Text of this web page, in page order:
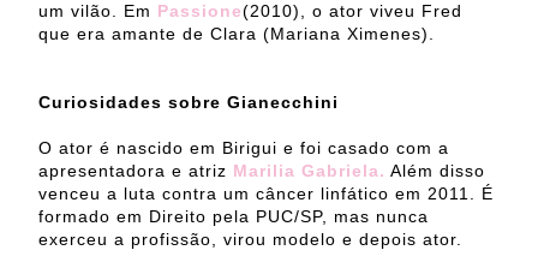
um vilão. Em Passione(2010), o ator viveu Fred
que era amante de Clara (Mariana Ximenes).
Curiosidades sobre Gianecchini
O ator é nascido em Birigui e foi casado com a
apresentadora e atriz Marilia Gabriela. Além disso
venceu a luta contra um câncer linfático em 2011. É
formado em Direito pela PUC/SP, mas nunca
exerceu a profissão, virou modelo e depois ator.